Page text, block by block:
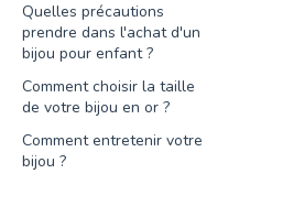
Quelles précautions
prendre dans l'achat d'un
bijou pour enfant ?
Comment choisir la taille
de votre bijou en or ?
Comment entretenir votre
bijou ?